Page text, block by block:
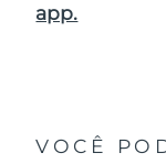
app.
VOCÊ